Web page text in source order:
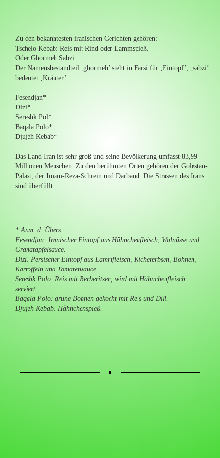
Zu den bekanntesten iranischen Gerichten gehören:
Tschelo Kebab: Reis mit Rind oder Lammspieß.
Oder Ghormeh Sabzi.
Der Namensbestandteil ‚ghormeh’ steht in Farsi für ‚Eintopf’, ‚sabzi’
bedeutet ‚Kräuter’.
Fesendjan*
Dizi*
Sereshk Pol*
Baqala Polo*
Djujeh Kebab*
Das Land Iran ist sehr groß und seine Bevölkerung umfasst 83,99
Millionen Menschen. Zu den berühmten Orten gehören der Golestan-
Palast, der Imam-Reza-Schrein und Darband. Die Strassen des Irans
sind überfüllt.
* Anm. d. Übers:
Fesendjan: Iranischer Eintopf aus Hähnchenfleisch, Walnüsse und
Granatapfelsauce.
Dizi: Persischer Eintopf aus Lammfleisch, Kichererbsen, Bohnen,
Kartoffeln und Tomatensauce.
Sereshk Polo: Reis mit Berberitzen, wird mit Hähnchenfleisch
serviert.
Baqala Polo: grüne Bohnen gekocht mit Reis und Dill.
Djujeh Kebab: Hähnchenspieß.